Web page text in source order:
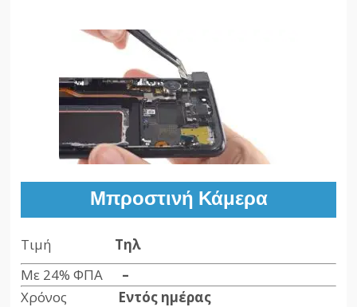
Μπροστινή Κάμερα
Τιμή Τηλ
Με 24% ΦΠΑ –
Χρόνος Εντός ημέρας